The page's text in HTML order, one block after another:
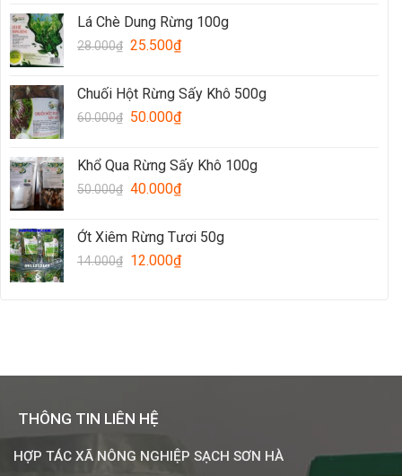
Lá Chè Dung Rừng 100g
28.000₫ 25.500₫
Chuối Hột Rừng Sấy Khô 500g
60.000₫ 50.000₫
Khổ Qua Rừng Sấy Khô 100g
50.000₫ 40.000₫
Ớt Xiêm Rừng Tươi 50g
14.000₫ 12.000₫
THÔNG TIN LIÊN HỆ
HỢP TÁC XÃ NÔNG NGHIỆP SẠCH SƠN HÀ